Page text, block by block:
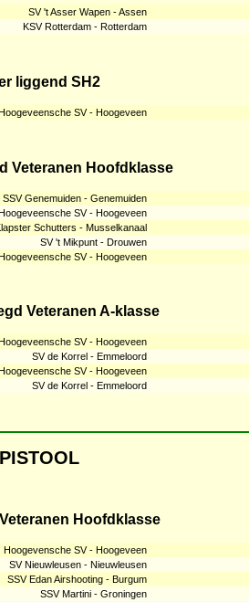
SV 't Asser Wapen - Assen
KSV Rotterdam - Rotterdam
liggend SH2
SV - Hoogeveen
Veteranen Hoofdklasse
SSV Genemuiden - Genemuiden
SV - Hoogeveen
Schutters - Musselkanaal
SV 't Mikpunt - Drouwen
SV - Hoogeveen
Veteranen A-klasse
SV - Hoogeveen
SV de Korrel - Emmeloord
SV - Hoogeveen
SV de Korrel - Emmeloord
Hoofdklasse
Hoogevensche SV - Hoogeveen
SV Nieuwleusen - Nieuwleusen
SSV Edan Airshooting - Burgum
SSV Martini - Groningen